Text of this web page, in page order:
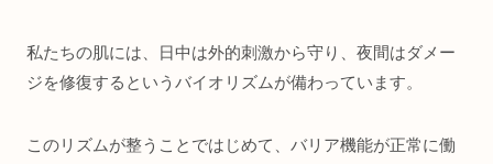
私たちの肌には、日中は外的刺激から守り、夜間はダメー
ジを修復するというバイオリズムが備わっています。
このリズムが整うことではじめて、バリア機能が正常に働